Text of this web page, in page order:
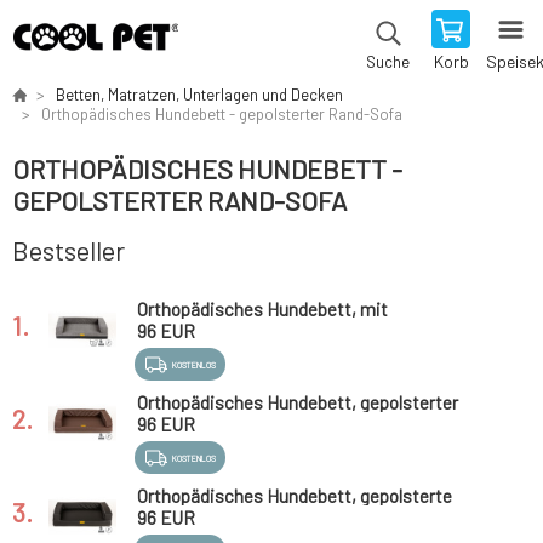
Suche Korb
Betten, Matratzen, Unterlagen und Decken
Orthopädisches Hundebett - gepolsterter Rand-Sofa
ORTHOPÄDISCHES HUNDEBETT -
GEPOLSTERTER RAND-SOFA
Bestseller
1.
KOSTENLOS
Orthopädisches Hundebett, mit
gepolstertem Rand - grauer Velours/graues
Kunstleder,
96 EUR
2.
KOSTENLOS
Orthopädisches Hundebett, gepolsterter
Rand - braunes Kunstleder
96 EUR
3.
Orthopädisches Hundebett, gepolsterte
Ränder 10 cm hoch - schwarz
96 EUR